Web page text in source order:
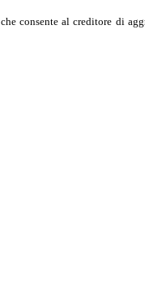
che consente al creditore di